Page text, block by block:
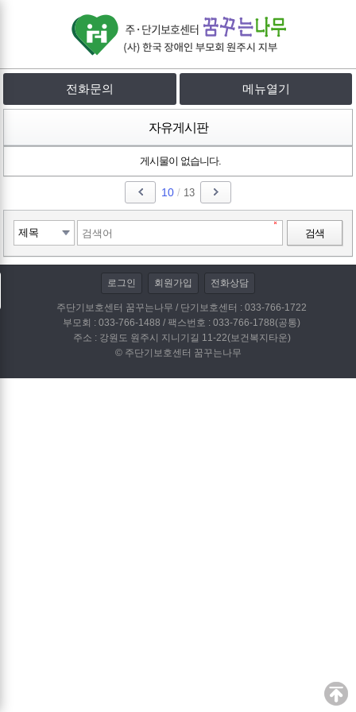
전화문의 메뉴열기
자유게시판
게시물이 없습니다.
10 / 13
검색
로그인 회원가입 전화상담
주단기보호센터 꿈꾸는나무 / 단기보호센터 : 033-766-1722
부모회 : 033-766-1488 / 팩스번호 : 033-766-1788(공통)
주소 : 강원도 원주시 지니기길 11-22(보건복지타운)
© 주단기보호센터 꿈꾸는나무